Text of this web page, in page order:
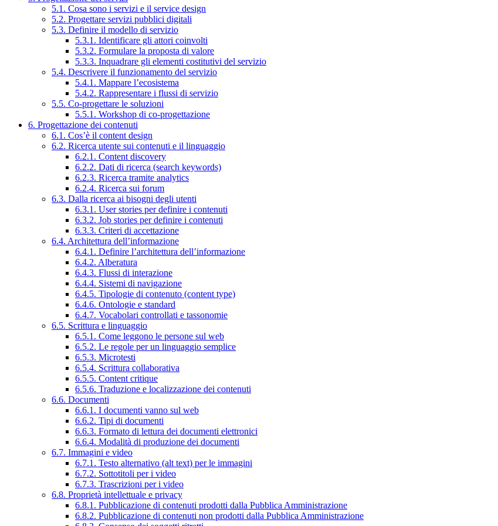
5.1. Cosa sono i servizi e il service design
5.2. Progettare servizi pubblici digitali
5.3. Definire il modello di servizio
5.3.1. Identificare gli attori coinvolti
5.3.2. Formulare la proposta di valore
5.3.3. Inquadrare gli elementi costitutivi del servizio
5.4. Descrivere il funzionamento del servizio
5.4.1. Mappare l’ecosistema
5.4.2. Rappresentare i flussi di servizio
5.5. Co-progettare le soluzioni
5.5.1. Workshop di co-progettazione
6. Progettazione dei contenuti
6.1. Cos’è il content design
6.2. Ricerca utente sui contenuti e il linguaggio
6.2.1. Content discovery
6.2.2. Dati di ricerca (search keywords)
6.2.3. Ricerca tramite analytics
6.2.4. Ricerca sui forum
6.3. Dalla ricerca ai bisogni degli utenti
6.3.1. User stories per definire i contenuti
6.3.2. Job stories per definire i contenuti
6.3.3. Criteri di accettazione
6.4. Architettura dell’informazione
6.4.1. Definire l’architettura dell’informazione
6.4.2. Alberatura
6.4.3. Flussi di interazione
6.4.4. Sistemi di navigazione
6.4.5. Tipologie di contenuto (content type)
6.4.6. Ontologie e standard
6.4.7. Vocabolari controllati e tassonomie
6.5. Scrittura e linguaggio
6.5.1. Come leggono le persone sul web
6.5.2. Le regole per un linguaggio semplice
6.5.3. Microtesti
6.5.4. Scrittura collaborativa
6.5.5. Content critique
6.5.6. Traduzione e localizzazione dei contenuti
6.6. Documenti
6.6.1. I documenti vanno sul web
6.6.2. Tipi di documenti
6.6.3. Formato di lettura dei documenti elettronici
6.6.4. Modalità di produzione dei documenti
6.7. Immagini e video
6.7.1. Testo alternativo (alt text) per le immagini
6.7.2. Sottotitoli per i video
6.7.3. Trascrizioni per i video
6.8. Proprietà intellettuale e privacy
6.8.1. Pubblicazione di contenuti prodotti dalla Pubblica Amministrazione
6.8.2. Pubblicazione di contenuti non prodotti dalla Pubblica Amministrazione